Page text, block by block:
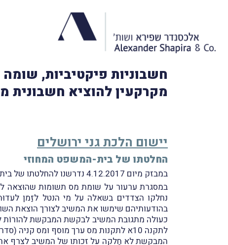
חשבוניות פיקטיביות,
מקרקעין להוציא חשבונית
יישום הלכת גני ירושלים
החלטתו של בית-המשפט המחוזי
במבזק מיום 4.12.2017 נדרשנו להחלטתו של בית-המשפט המחוזי מרכז-לוד בעניין
במסגרת ערעור על שומת מס תשומות שהוּצאה
נחלקו הצדדים בשאלה על מי הנטל לזַמן
בהודעותיהם שימשו את המשיב לצורך הוצאת
כעולה מתגובת המשיב לבקשת המבקשת להורוֹת
לתקנה 10א לתקנות מס ערך מוסף ומס קניה (סדרי הדיון בערעור), תשל"ו-1976.